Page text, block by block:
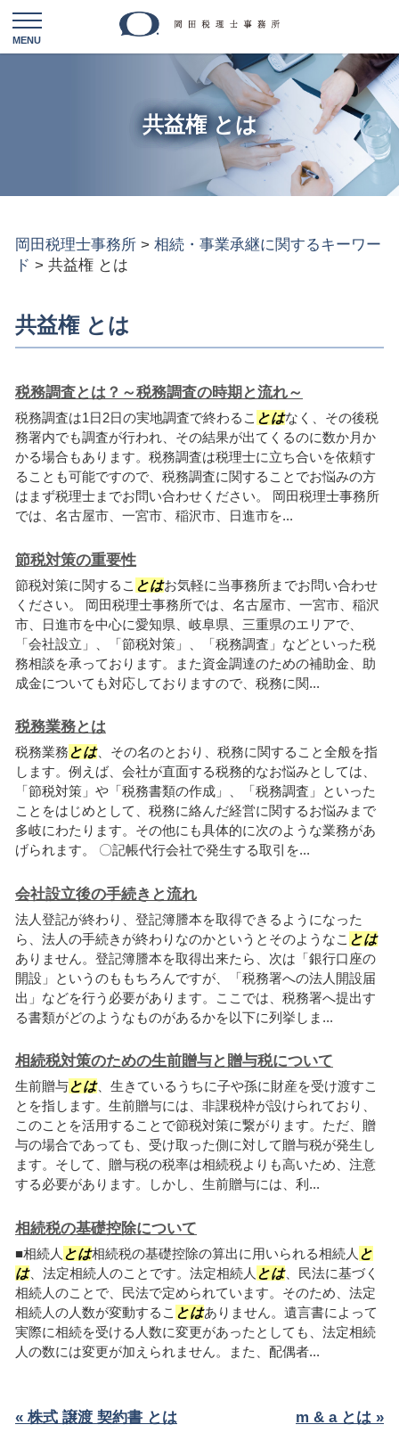
共益権 とは
岡田税理士事務所 > 相続・事業承継に関するキーワー
ド > 共益権 とは
共益権 とは
税務調査とは？～税務調査の時期と流れ～
税務調査は1日2日の実地調査で終わるこ とはなく、その後税
務署内でも調査が行われ、その結果が出てくるのに数か月か
かる場合もあります。税務調査は税理士に立ち合いを依頼す
ることも可能ですので、税務調査に関することでお悩みの方
はまず税理士までお問い合わせください。 岡田税理士事務所
では、名古屋市、一宮市、稲沢市、日進市を...
節税対策の重要性
節税対策に関するこ とはお気軽に当事務所までお問い合わせ
ください。 岡田税理士事務所では、名古屋市、一宮市、稲沢
市、日進市を中心に愛知県、岐阜県、三重県のエリアで、
「会社設立」、「節税対策」、「税務調査」などといった税
務相談を承っております。また資金調達のための補助金、助
成金についても対応しておりますので、税務に関...
税務業務とは
税務業務 とは、その名のとおり、税務に関すること全般を指
します。例えば、会社が直面する税務的なお悩みとしては、
「節税対策」や「税務書類の作成」、「税務調査」といった
ことをはじめとして、税務に絡んだ経営に関するお悩みまで
多岐にわたります。その他にも具体的に次のような業務があ
げられます。 〇記帳代行会社で発生する取引を...
会社設立後の手続きと流れ
法人登記が終わり、登記簿謄本を取得できるようになった
ら、法人の手続きが終わりなのかというとそのようなこ とは
ありません。登記簿謄本を取得出来たら、次は「銀行口座の
開設」というのももちろんですが、「税務署への法人開設届
出」などを行う必要があります。ここでは、税務署へ提出す
る書類がどのようなものがあるかを以下に列挙しま...
相続税対策のための生前贈与と贈与税について
生前贈与とは、生きているうちに子や孫に財産を受け渡すこ
とを指します。生前贈与には、非課税枠が設けられており、
このことを活用することで節税対策に繋がります。ただ、贈
与の場合であっても、受け取った側に対して贈与税が発生し
ます。そして、贈与税の税率は相続税よりも高いため、注意
する必要があります。しかし、生前贈与には、利...
相続税の基礎控除について
■相続人 とは相続税の基礎控除の算出に用いられる相続人 と
は、法定相続人のことです。法定相続人 とは、民法に基づく
相続人のことで、民法で定められています。そのため、法定
相続人の人数が変動するこ とはありません。遺言書によって
実際に相続を受ける人数に変更があったとしても、法定相続
人の数には変更が加えられません。また、配偶者...
« 株式 譲渡 契約書 とは m & a とは »